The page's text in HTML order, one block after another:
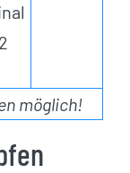
möglich!